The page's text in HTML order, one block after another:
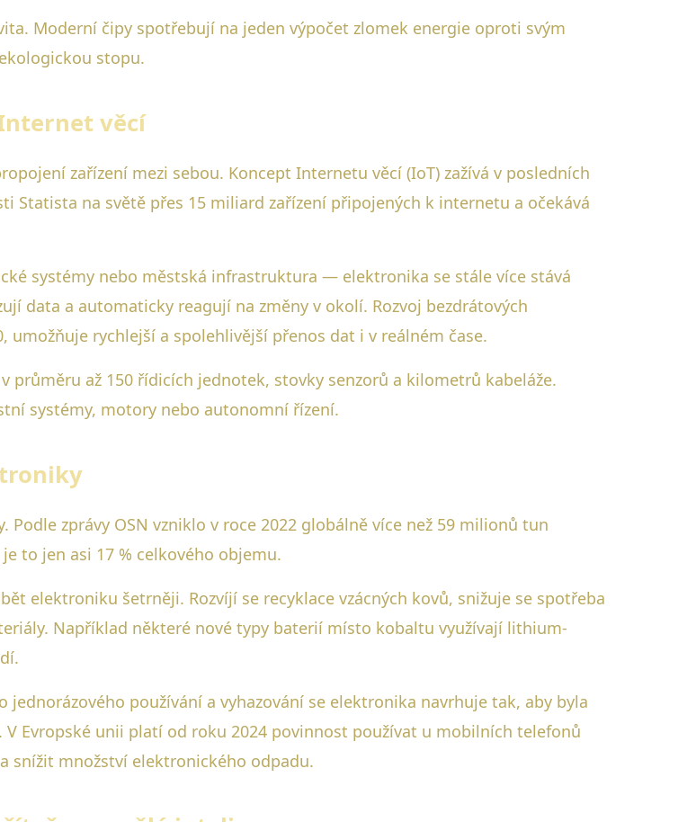
Moderní čipy spotřebují na jeden výpočet zlomek energie oproti svým
stopu.
věcí
zařízení mezi sebou. Koncept Internetu věcí (IoT) zažívá v posledních
Statista na světě přes 15 miliard zařízení připojených k internetu a očekává
systémy nebo městská infrastruktura — elektronika se stále více stává
data a automaticky reagují na změny v okolí. Rozvoj bezdrátových
rychlejší a spolehlivější přenos dat i v reálném čase.
až 150 řídicích jednotek, stovky senzorů a kilometrů kabeláže.
systémy, motory nebo autonomní řízení.
zprávy OSN vzniklo v roce 2022 globálně více než 59 milionů tun
to jen asi 17 % celkového objemu.
elektroniku šetrněji. Rozvíjí se recyklace vzácných kovů, snižuje se spotřeba
Například některé nové typy baterií místo kobaltu využívají lithium-
používání a vyhazování se elektronika navrhuje tak, aby byla
Evropské unii platí od roku 2024 povinnost používat u mobilních telefonů
snížit množství elektronického odpadu.